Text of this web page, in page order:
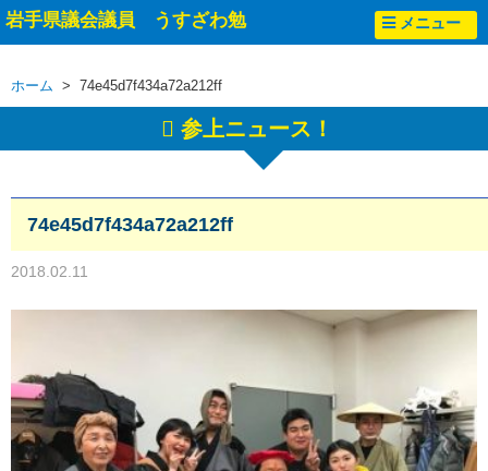
岩手県議会議員 うすざわ勉 メニュー
ホーム > 74e45d7f434a72a212ff
参上ニュース！
74e45d7f434a72a212ff
2018.02.11